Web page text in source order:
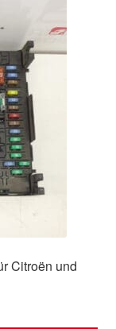
Citroën und